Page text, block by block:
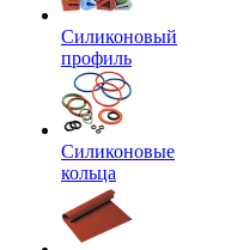
Силиконовый
профиль
Силиконовые
кольца